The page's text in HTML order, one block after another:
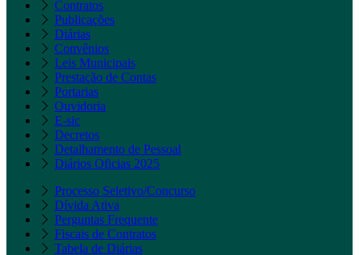
Contratos
Publicações
Diárias
Convênios
Leis Municipais
Prestação de Contas
Portarias
Ouvidoria
E-sic
Decretos
Detalhamento de Pessoal
Diários Oficias 2025
Processo Seletivo/Concurso
Dívida Ativa
Perguntas Frequente
Fiscais de Contratos
Tabela de Diárias